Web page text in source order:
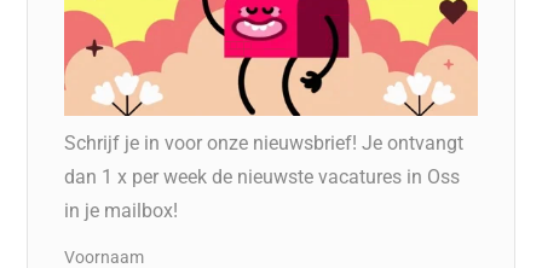
Schrijf je in voor onze nieuwsbrief! Je ontvangt
dan 1 x per week de nieuwste vacatures in Oss
in je mailbox!
Voornaam